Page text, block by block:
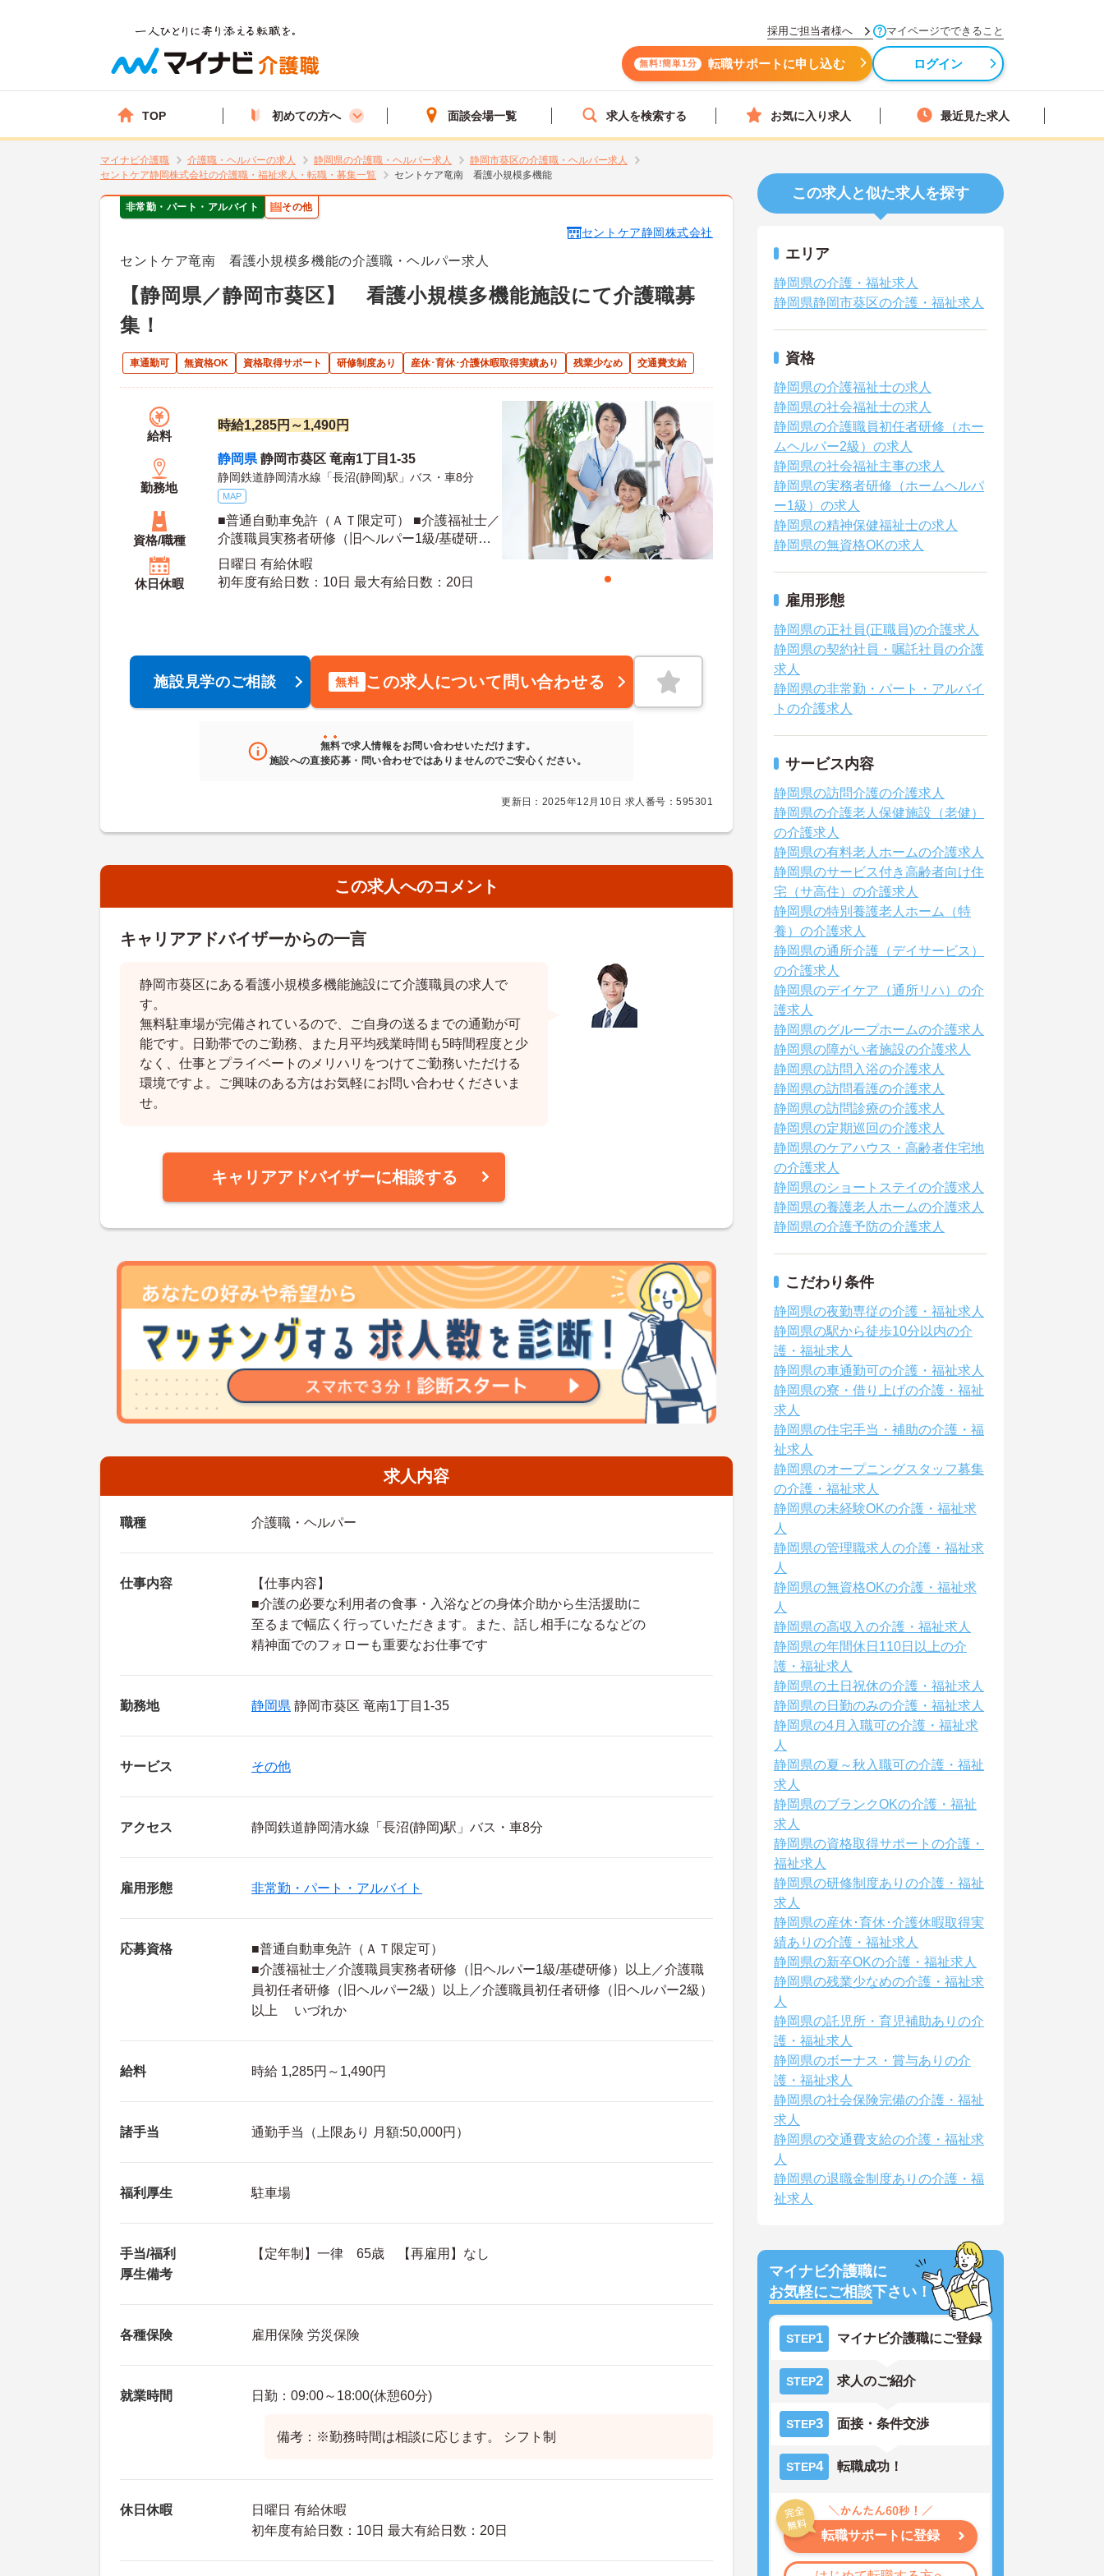
採用ご担当者様へ マイページでできること
無料!簡単1分 転職サポートに申し込む ログイン
TOP 初めての方へ 面談会場一覧 求人を検索する お気に入り求人 最近見た求人
マイナビ介護職 介護職・ヘルパーの求人 静岡県の介護職・ヘルパー求人
静岡市葵区の介護職・ヘルパー求人
セントケア静岡株式会社の介護職・福祉求人・転職・募集一覧
セントケア竜南 看護小規模多機能
非常勤・パート・アルバイト その他
セントケア静岡株式会社
セントケア竜南 看護小規模多機能の介護職・ヘルパー求人
【静岡県／静岡市葵区】 看護小規模多機能施設にて介護職募
集！
車通勤可 無資格OK 資格取得サポート 研修制度あり 産休･育休･介護休暇取得実績あり 残業少なめ 交通費支給
給料
時給1,285円～1,490円
勤務地
静岡県 静岡市葵区 竜南1丁目1-35
静岡鉄道静岡清水線「長沼(静岡)駅」バス・車8分
MAP
資格/職種
■普通自動車免許（ＡＴ限定可） ■介護福祉士／
介護職員実務者研修（旧ヘルパー1級/基礎研
修）以上／介護職員初任者研修（旧ヘルパー2
級）以上／介護職員初任者研修（旧ヘルパー2
級）以上 いづれか
休日休暇
日曜日 有給休暇
初年度有給日数：10日 最大有給日数：20日
施設見学のご相談 無料 この求人について問い合わせる
無料で求人情報をお問い合わせいただけます。
施設への直接応募・問い合わせではありませんのでご安心ください。
更新日：2025年12月10日 求人番号：595301
この求人へのコメント
キャリアアドバイザーからの一言
静岡市葵区にある看護小規模多機能施設にて介護職員の求人で
す。
無料駐車場が完備されているので、ご自身の送るまでの通勤が可
能です。日勤帯でのご勤務、また月平均残業時間も5時間程度と少
なく、仕事とプライベートのメリハリをつけてご勤務いただける
環境ですよ。ご興味のある方はお気軽にお問い合わせくださいま
せ。
キャリアアドバイザーに相談する
求人内容
職種 介護職・ヘルパー
仕事内容
【仕事内容】
■介護の必要な利用者の食事・入浴などの身体介助から生活援助に
至るまで幅広く行っていただきます。また、話し相手になるなどの
精神面でのフォローも重要なお仕事です
勤務地 静岡県 静岡市葵区 竜南1丁目1-35
サービス その他
アクセス 静岡鉄道静岡清水線「長沼(静岡)駅」バス・車8分
雇用形態 非常勤・パート・アルバイト
応募資格
■普通自動車免許（ＡＴ限定可）
■介護福祉士／介護職員実務者研修（旧ヘルパー1級/基礎研修）以上／介護職
員初任者研修（旧ヘルパー2級）以上／介護職員初任者研修（旧ヘルパー2級）
以上 いづれか
給料 時給 1,285円～1,490円
諸手当 通勤手当（上限あり 月額:50,000円）
福利厚生 駐車場
手当/福利
厚生備考
【定年制】一律 65歳 【再雇用】なし
各種保険 雇用保険 労災保険
就業時間 日勤：09:00～18:00(休憩60分)
備考：※勤務時間は相談に応じます。 シフト制
休日休暇
日曜日 有給休暇
初年度有給日数：10日 最大有給日数：20日
この求人と似た求人を探す
エリア
静岡県の介護・福祉求人
静岡県静岡市葵区の介護・福祉求人
資格
静岡県の介護福祉士の求人
静岡県の社会福祉士の求人
静岡県の介護職員初任者研修（ホー
ムヘルパー2級）の求人
静岡県の社会福祉主事の求人
静岡県の実務者研修（ホームヘルパ
ー1級）の求人
静岡県の精神保健福祉士の求人
静岡県の無資格OKの求人
雇用形態
静岡県の正社員(正職員)の介護求人
静岡県の契約社員・嘱託社員の介護
求人
静岡県の非常勤・パート・アルバイ
トの介護求人
サービス内容
静岡県の訪問介護の介護求人
静岡県の介護老人保健施設（老健）
の介護求人
静岡県の有料老人ホームの介護求人
静岡県のサービス付き高齢者向け住
宅（サ高住）の介護求人
静岡県の特別養護老人ホーム（特
養）の介護求人
静岡県の通所介護（デイサービス）
の介護求人
静岡県のデイケア（通所リハ）の介
護求人
静岡県のグループホームの介護求人
静岡県の障がい者施設の介護求人
静岡県の訪問入浴の介護求人
静岡県の訪問看護の介護求人
静岡県の訪問診療の介護求人
静岡県の定期巡回の介護求人
静岡県のケアハウス・高齢者住宅地
の介護求人
静岡県のショートステイの介護求人
静岡県の養護老人ホームの介護求人
静岡県の介護予防の介護求人
こだわり条件
静岡県の夜勤専従の介護・福祉求人
静岡県の駅から徒歩10分以内の介
護・福祉求人
静岡県の車通勤可の介護・福祉求人
静岡県の寮・借り上げの介護・福祉
求人
静岡県の住宅手当・補助の介護・福
祉求人
静岡県のオープニングスタッフ募集
の介護・福祉求人
静岡県の未経験OKの介護・福祉求
人
静岡県の管理職求人の介護・福祉求
人
静岡県の無資格OKの介護・福祉求
人
静岡県の高収入の介護・福祉求人
静岡県の年間休日110日以上の介
護・福祉求人
静岡県の土日祝休の介護・福祉求人
静岡県の日勤のみの介護・福祉求人
静岡県の4月入職可の介護・福祉求
人
静岡県の夏～秋入職可の介護・福祉
求人
静岡県のブランクOKの介護・福祉
求人
静岡県の資格取得サポートの介護・
福祉求人
静岡県の研修制度ありの介護・福祉
求人
静岡県の産休･育休･介護休暇取得実
績ありの介護・福祉求人
静岡県の新卒OKの介護・福祉求人
静岡県の残業少なめの介護・福祉求
人
静岡県の託児所・育児補助ありの介
護・福祉求人
静岡県のボーナス・賞与ありの介
護・福祉求人
静岡県の社会保険完備の介護・福祉
求人
静岡県の交通費支給の介護・福祉求
人
静岡県の退職金制度ありの介護・福
祉求人
マイナビ介護職に
お気軽にご相談下さい！
STEP1 マイナビ介護職にご登録
STEP2 求人のご紹介
STEP3 面接・条件交渉
STEP4 転職成功！
転職サポートに登録